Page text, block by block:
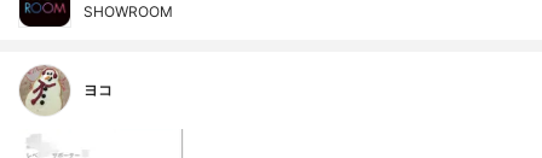
SHOWROOM
ヨコ